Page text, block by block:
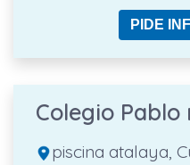
PIDE
Colegio Pablo
piscina atalaya,